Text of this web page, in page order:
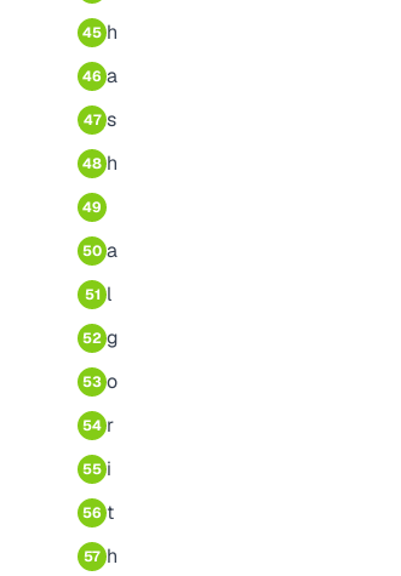
45 h
46 a
47 s
48 h
49
50 a
51 l
52 g
53 o
54 r
55 i
56 t
57 h